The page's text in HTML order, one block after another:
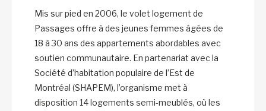
Mis sur pied en 2006, le volet logement de
Passages offre à des jeunes femmes âgées de
18 à 30 ans des appartements abordables avec
soutien communautaire. En partenariat avec la
Société d’habitation populaire de l’Est de
Montréal (SHAPEM), l’organisme met à
disposition 14 logements semi-meublés, où les